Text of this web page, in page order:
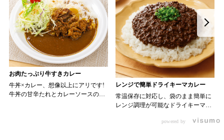
お肉たっぷり牛すきカレー
牛丼×カレー、想像以上にアリです!
牛丼の甘辛たれとカレーソースのス
レンジで簡単ドライキーマカレー
常温保存に対応し、袋のまま簡単に
レンジ調理が可能なドライキーマカ
オリジナルメニューにアレンジも可
powered by